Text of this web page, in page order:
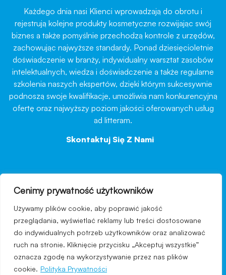
Cenimy prywatność użytkowników
Używamy plików cookie, aby poprawić jakość
przeglądania, wyświetlać reklamy lub treści dostosowane
do indywidualnych potrzeb użytkowników oraz analizować
ruch na stronie. Kliknięcie przycisku „Akceptuj wszystkie”
oznacza zgodę na wykorzystywanie przez nas plików
cookie. Polityka Prywatności
Każdego dnia nasi Klienci wprowadzają do obrotu i
rejestrują kolejne produkty kosmetyczne rozwijając swój
biznes a także pomyślnie przechodzą kontrole z urzędów,
zachowując najwyższe standardy. Ponad dziesięcioletnie
doświadczenie w branży, indywidualny warsztat zasobów
intelektualnych, wiedza i doświadczenie a także regularne
szkolenia naszych ekspertów, dzięki którym sukcesywnie
podnoszą swoje kwalifikacje, umożliwia nam konkurencyjną
ofertę oraz najwyższy poziom jakości oferowanych usług
ad litteram.
Skontaktuj Się Z Nami
nawigacja
Regulamin strony
Polityka prywatności
Kontakt